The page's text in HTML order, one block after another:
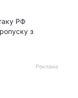
РФ
з
Реклама